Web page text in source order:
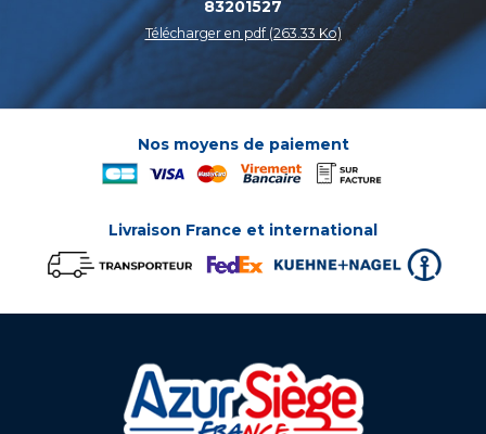
83201527
Télécharger en pdf (263.33 Ko)
Nos moyens de paiement
Livraison France et international